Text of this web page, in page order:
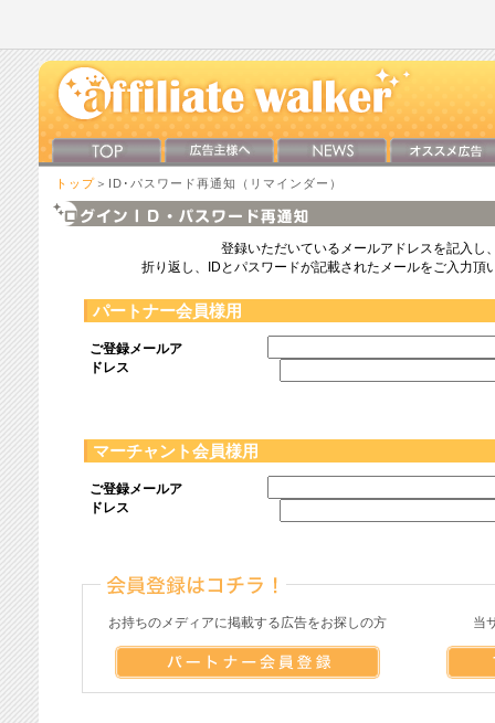
トップ ＞ID･パスワード再通知（リマインダー）
登録いただいているメールアドレスを記入し
折り返し、IDとパスワードが記載されたメールをご入力頂
パートナー会員様用
ご登録メールア
ドレス
マーチャント会員様用
ご登録メールア
ドレス
お持ちのメディアに掲載する広告をお探しの方 当